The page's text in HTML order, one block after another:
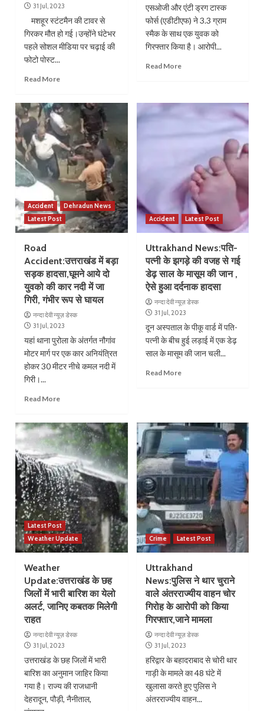
31 Jul, 2023
मशहूर स्टंटमैन की टावर से
गिरकर मौत हो गई।उन्होंने घंटेभर
पहले सोशल मीडिया पर चढ़ाई की
फोटो पोस्ट...
Read More
एसओजी और एंटी ड्रग टास्क
फोर्स (एडीटीएफ) ने 3.3 ग्राम
स्मैक के साथ एक युवक को
गिरफ्तार किया है। आरोपी...
Read More
Accident
Dehradun News
Latest Post
Road
Accident:उत्तराखंड में बड़ा
सड़क हादसा,घूमने आये दो
युवको की कार नदी में जा
गिरी, गंभीर रूप से घायल
नन्दा देवी न्यूज़ डेस्क
31 Jul, 2023
यहां थाना पुरोला के अंतर्गत नौगांव
मोटर मार्ग पर एक कार अनियंत्रित
होकर 30 मीटर नीचे कमल नदी में
गिरी।...
Read More
Accident Latest Post
Uttrakhand News:पति-
पत्नी के झगड़े की वजह से गई
डेढ़ साल के मासूम की जान ,
ऐसे हुआ दर्दनाक हादसा
नन्दा देवी न्यूज़ डेस्क
31 Jul, 2023
दून अस्पताल के पीकू वार्ड में पति-
पत्नी के बीच हुई लड़ाई में एक डेढ़
साल के मासूम की जान चली...
Read More
Latest Post
Weather Update
Weather
Update:उत्तराखंड के छह
जिलों में भारी बारिश का येलो
अलर्ट, जानिए कबतक मिलेगी
राहत
नन्दा देवी न्यूज़ डेस्क
31 Jul, 2023
उत्तराखंड के छह जिलों में भारी
बारिश का अनुमान जाहिर किया
गया है। राज्य की राजधानी
देहरादून, पौड़ी, नैनीताल,
Crime Latest Post
Uttrakhand
News:पुलिस ने थार चुराने
वाले अंतरराज्यीय वाहन चोर
गिरोह के आरोपी को किया
गिरफ्तार,जाने मामला
नन्दा देवी न्यूज़ डेस्क
31 Jul, 2023
हरिद्वार के बहादराबाद से चोरी थार
गाड़ी के मामले का 48 घंटे में
खुलासा करते हुए पुलिस ने
अंतरराज्यीय वाहन...